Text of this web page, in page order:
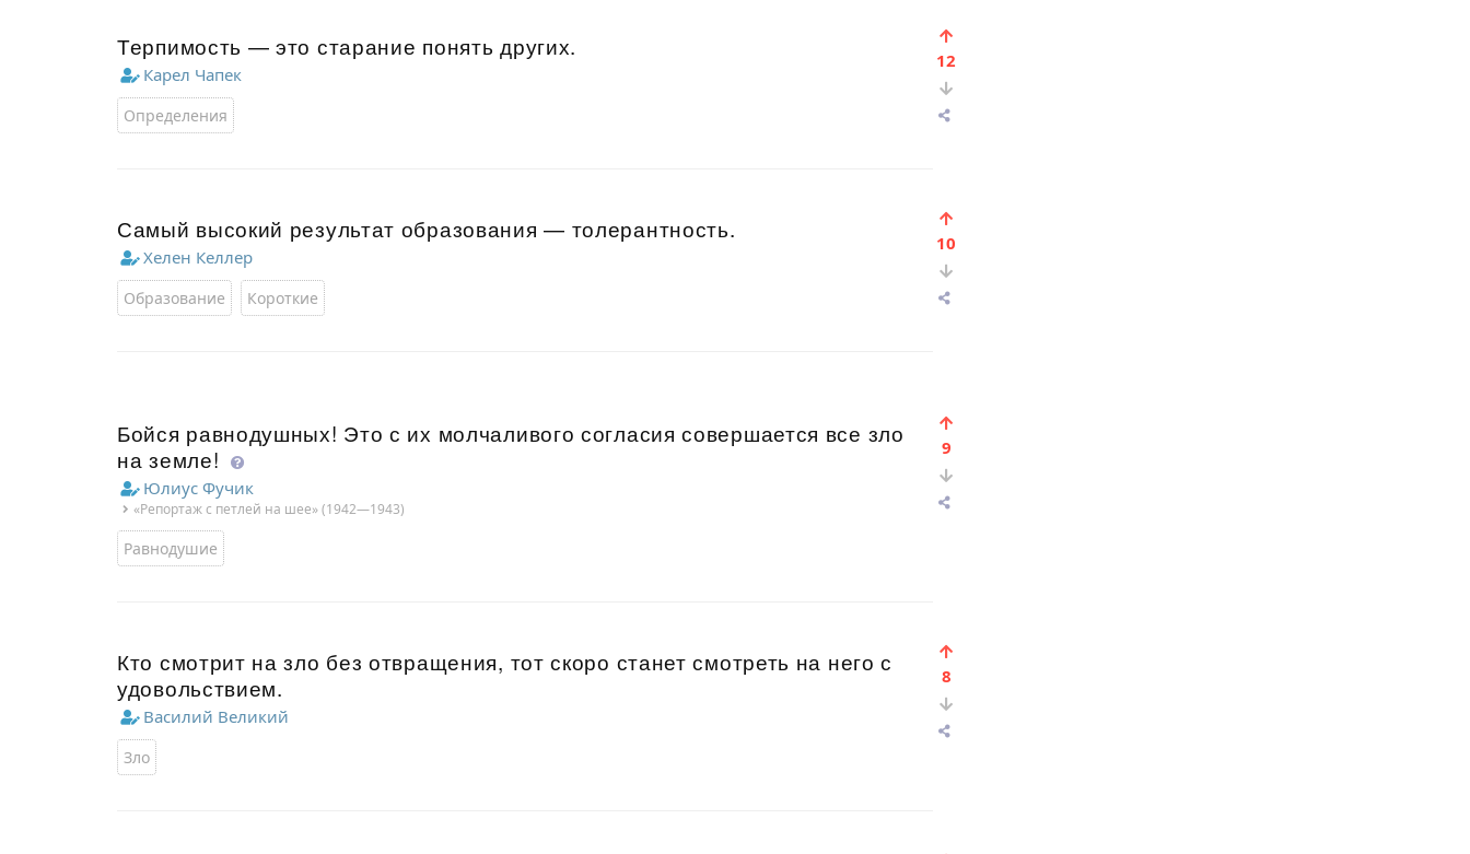
Терпимость — это старание понять других.
Карел Чапек
Определения
12
Самый высокий результат образования — толерантность.
Хелен Келлер
Образование Короткие
10
Бойся равнодушных! Это с их молчаливого согласия совершается все зло
на земле!
Юлиус Фучик
«Репортаж с петлей на шее» (1942—1943)
Равнодушие
9
Кто смотрит на зло без отвращения, тот скоро станет смотреть на него с
удовольствием.
Василий Великий
Зло
8